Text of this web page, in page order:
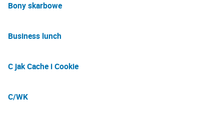
Bony skarbowe
Business lunch
C jak Cache i Cookie
C/WK